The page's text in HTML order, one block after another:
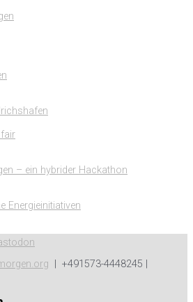
– ein hybrider Hackathon
Energieinitiativen
| +491573-4448245 |